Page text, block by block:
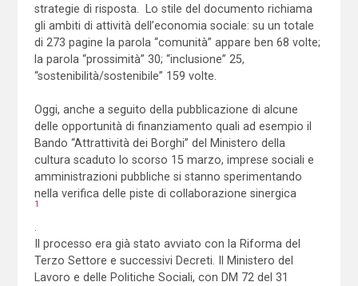
strategie di risposta. Lo stile del documento richiama
gli ambiti di attività dell’economia sociale: su un totale
di 273 pagine la parola “comunità” appare ben 68 volte;
la parola “prossimità” 30; “inclusione” 25,
“sostenibilità/sostenibile” 159 volte.
Oggi, anche a seguito della pubblicazione di alcune
delle opportunità di finanziamento quali ad esempio il
Bando “Attrattività dei Borghi” del Ministero della
cultura scaduto lo scorso 15 marzo, imprese sociali e
amministrazioni pubbliche si stanno sperimentando
nella verifica delle piste di collaborazione sinergica
1
Il processo era già stato avviato con la Riforma del
Terzo Settore e successivi Decreti. Il Ministero del
Lavoro e delle Politiche Sociali, con DM 72 del 31